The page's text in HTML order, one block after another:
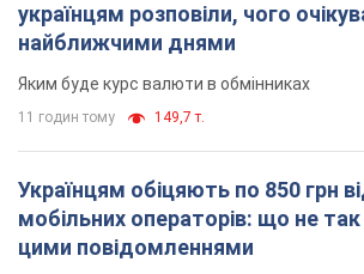
українцям розповіли, чого
найближчими днями
Яким буде курс валюти в обмінниках
11 годин тому 149,7 т.
Українцям обіцяють по 850 грн
мобільних операторів: що не так
цими повідомленнями